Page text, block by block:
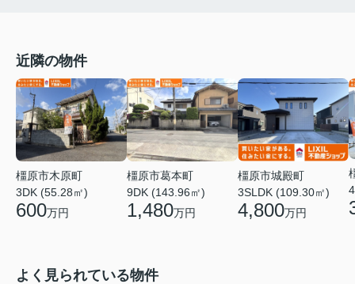
近隣の物件
橿原市木原町
3DK (55.28㎡)
600万円
橿原市葛本町
9DK (143.96㎡)
1,480万円
橿原市城殿町
3SLDK (109.30㎡)
4,800万円
よく見られている物件